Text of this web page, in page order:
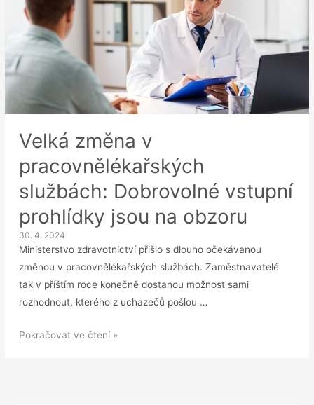
Velká změna v
pracovnělékařských
službách: Dobrovolné vstupní
prohlídky jsou na obzoru
30. 4. 2024
Ministerstvo zdravotnictví přišlo s dlouho očekávanou
změnou v pracovnělékařských službách. Zaměstnavatelé
tak v příštím roce konečně dostanou možnost sami
rozhodnout, kterého z uchazečů pošlou …
Velká
Pokračovat ve čtení »